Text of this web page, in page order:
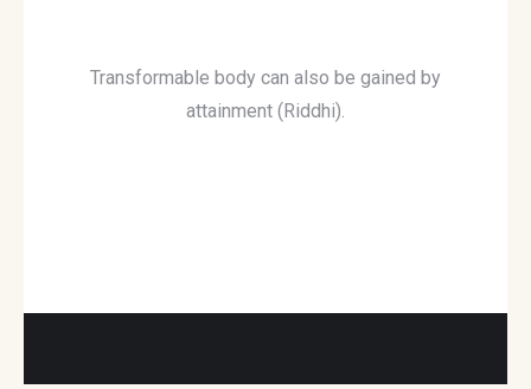
Transformable body can also be gained by
attainment (Riddhi).